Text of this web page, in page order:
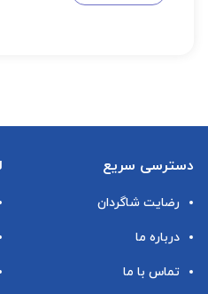
دسترسی سریع
رضایت شاگردان
درباره ما
تماس با ما